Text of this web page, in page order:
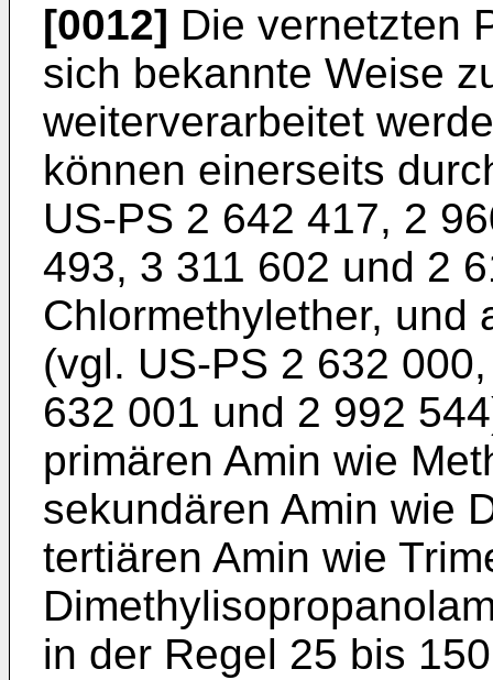
[0012] Die vernetzten
sich bekannte Weise
weiterverarbeitet
können einerseits
US-PS 2 642 417, 2
493, 3 311 602 und 2
Chlormethylether, und
(vgl. US-PS 2 632
632 001 und 2 992
primären Amin wie
sekundären Amin wie
tertiären Amin wie
in der Regel 25 bis